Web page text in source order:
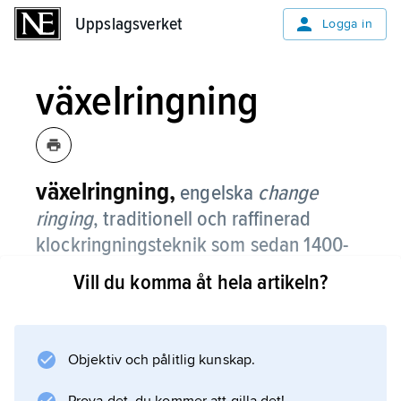
Uppslagsverket Logga in
växelringning
växelringning, engelska change
ringing,traditionell och raffinerad
klockringningsteknik som sedan 1400-
talet utvecklats i England.
anglikanska kyrkogemenskapen.
Vill du komma åt hela artikeln?
Objektiv och pålitlig kunskap.